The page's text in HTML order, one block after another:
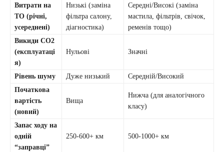
Витрати на
ТО (річні,
усереднені)
Низькі (заміна
фільтра салону,
діагностика)
Середні/Високі (заміна
мастила, фільтрів, свічок,
ременів тощо)
Викиди CO2
(експлуатаці
я)
Нульові Значні
Рівень шуму Дуже низький
Середній/Високий
Початкова
вартість
(новий)
Вища
Нижча (для аналогічного
класу)
Запас ходу на
одній
“заправці”
250-600+ км 500-1000+ км